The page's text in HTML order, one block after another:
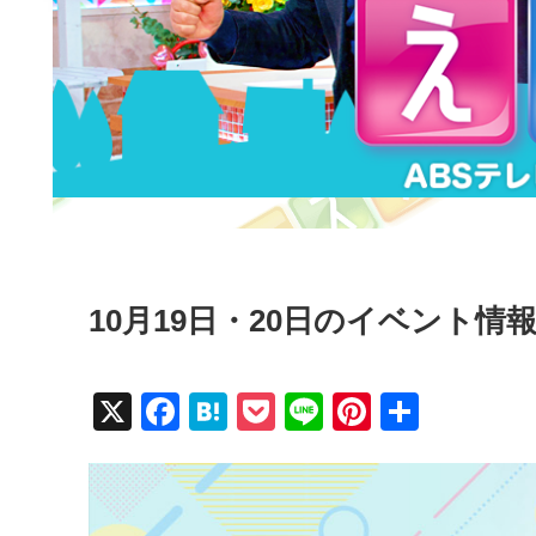
10月19日・20日のイベント情報
X
F
c
e
H
e
n
P
ck
et
Li
e
Pi
er